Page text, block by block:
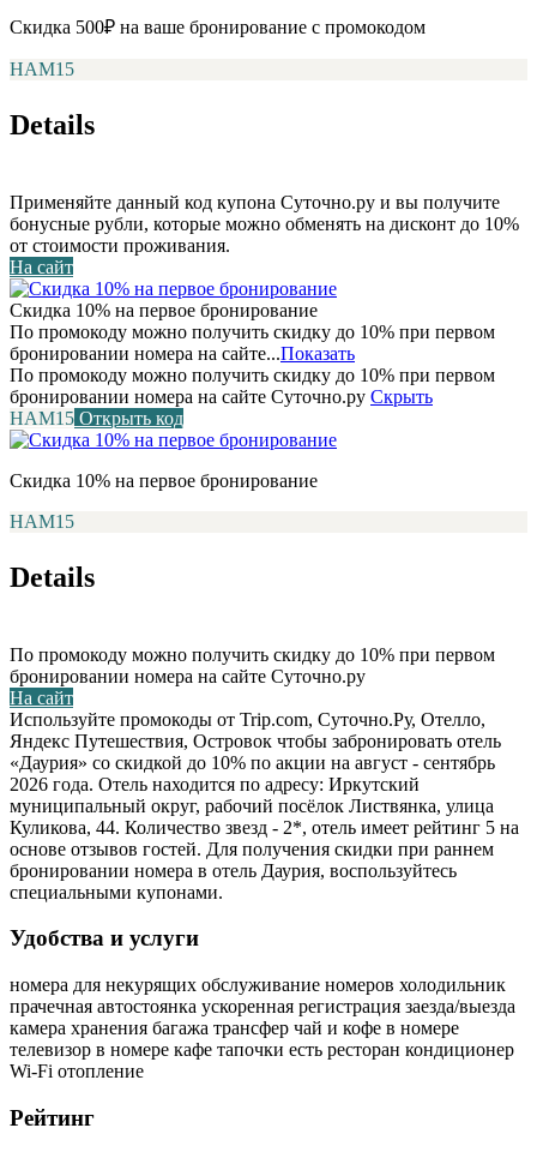
Скидка 500₽ на ваше бронирование с промокодом
НАМ15
Details
Применяйте данный код купона Суточно.ру и вы получите
бонусные рубли, которые можно обменять на дисконт до 10%
от стоимости проживания.
На сайт
Скидка 10% на первое бронирование
По промокоду можно получить скидку до 10% при первом
бронировании номера на сайте...Показать
По промокоду можно получить скидку до 10% при первом
бронировании номера на сайте Суточно.ру Скрыть
НАМ15 Открыть код
Скидка 10% на первое бронирование
НАМ15
Details
По промокоду можно получить скидку до 10% при первом
бронировании номера на сайте Суточно.ру
На сайт
Используйте промокоды от Trip.com, Суточно.Ру, Отелло,
Яндекс Путешествия, Островок чтобы забронировать отель
«Даурия» со скидкой до 10% по акции на август - сентябрь
2026 года. Отель находится по адресу: Иркутский
муниципальный округ, рабочий посёлок Листвянка, улица
Куликова, 44. Количество звезд - 2*, отель имеет рейтинг 5 на
основе отзывов гостей. Для получения скидки при раннем
бронировании номера в отель Даурия, воспользуйтесь
специальными купонами.
Удобства и услуги
номера для некурящих обслуживание номеров холодильник
прачечная автостоянка ускоренная регистрация заезда/выезда
камера хранения багажа трансфер чай и кофе в номере
телевизор в номере кафе тапочки есть ресторан кондиционер
Wi-Fi отопление
Рейтинг